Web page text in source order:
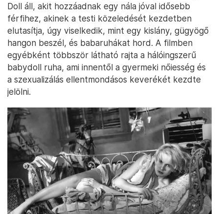
Doll áll, akit hozzáadnak egy nála jóval idősebb
férfihez, akinek a testi közeledését kezdetben
elutasítja, úgy viselkedik, mint egy kislány, gügyögő
hangon beszél, és babaruhákat hord. A filmben
egyébként többször látható rajta a hálóingszerű
babydoll ruha, ami innentől a gyermeki nőiesség és
a szexualizálás ellentmondásos keverékét kezdte
jelölni.